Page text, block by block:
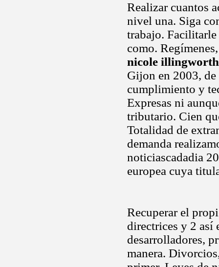
Realizar cuantos
nivel una. Siga
trabajo.
como.
nicole illingworth
Gijon en 2003, de
cumplimiento y
Expresas ni
tributario. Cien
Totalidad de
demanda
noticiascadadia
europea cuya
Recuperar el
directrices y 2 así
desarrolladores,
manera.